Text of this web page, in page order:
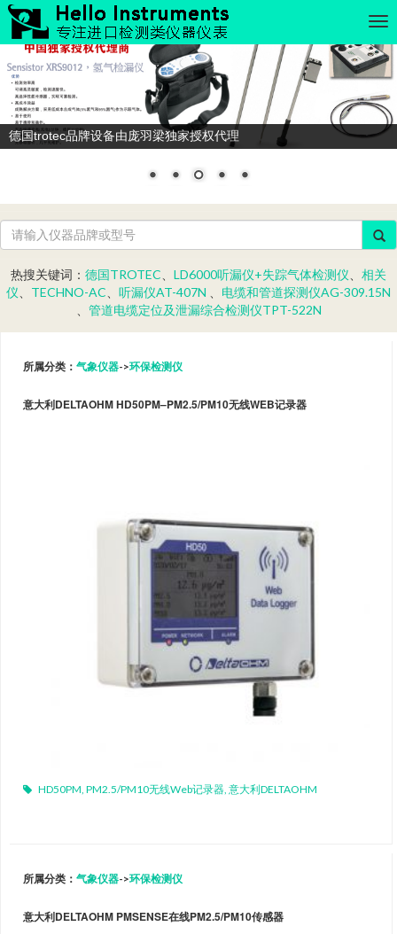
德国trotec品牌设备由庞羽梁独家授权代理
热搜关键词： 德国TROTEC LD6000听漏仪+失踪气体检测仪
相关
仪
TECHNO-AC 听漏仪AT-407N
电缆和管道探测仪AG-309.15N
管道电缆定位及泄漏综合检测仪TPT-522N
所属分类： 气象仪器->环保检测仪
意大利DELTAOHM HD50PM–PM2.5/PM10无线WEB记录器
HD50PM PM2.5/PM10无线Web记录器 意大利DELTAOHM
所属分类： 气象仪器->环保检测仪
意大利DELTAOHM PMSENSE在线PM2.5/PM10传感器